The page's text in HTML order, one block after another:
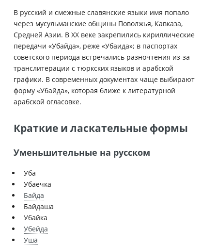
В русский и смежные славянские языки имя попало
через мусульманские общины Поволжья, Кавказа,
Средней Азии. В XX веке закрепились кириллические
передачи «Убайда», реже «Убаида»; в паспортах
советского периода встречались разночтения из-за
транслитерации с тюркских языков и арабской
графики. В современных документах чаще выбирают
форму «Убайда», которая ближе к литературной
арабской огласовке.
Краткие и ласкательные формы
Уменьшительные на русском
Уба
Убаечка
Байда
Байдаша
Убайка
Убейда
Уша